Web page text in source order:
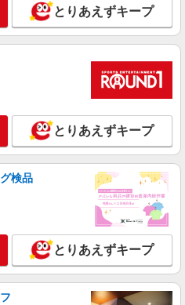
サポーター。サ高住STAFF募
！
リン代含む)＞
詳細を見る
ープホームSTAFF＊経験不問◎
可
円〜2062円 ＜日払い有/週払い有/交
リン代含む)＞
通費支給
詳細を見る
とりあえずキープ
とりあえずキープ
検品
とりあえずキープ